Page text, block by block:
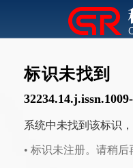
标识未找到
系统中未找到该标识
• 标识未注册。请稍后